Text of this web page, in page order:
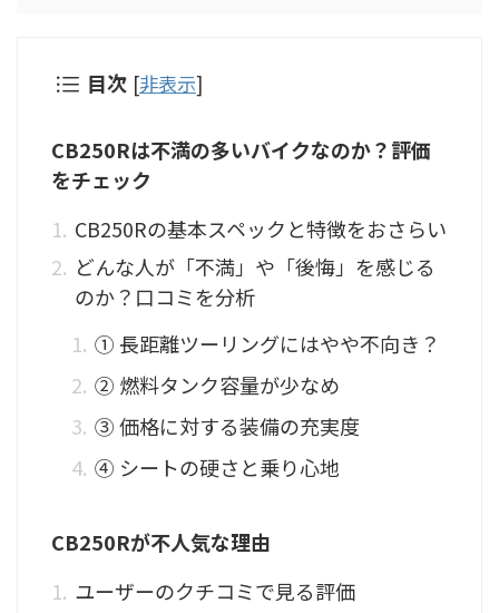
目次 [非表示]
CB250Rは不満の多いバイクなのか？評価
をチェック
CB250Rの基本スペックと特徴をおさらい
どんな人が「不満」や「後悔」を感じる
のか？口コミを分析
① 長距離ツーリングにはやや不向き？
② 燃料タンク容量が少なめ
③ 価格に対する装備の充実度
④ シートの硬さと乗り心地
CB250Rが不人気な理由
ユーザーのクチコミで見る評価